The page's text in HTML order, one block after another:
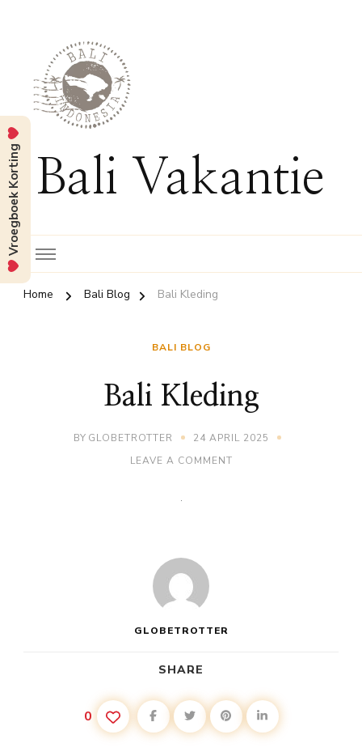
Bali Vakantie
Home Bali Blog Bali Kleding
BALI BLOG
Bali Kleding
BY GLOBETROTTER
24 APRIL 2025
LEAVE A COMMENTON
GLOBETROTTER
SHARE
0
Vroegboek Korting